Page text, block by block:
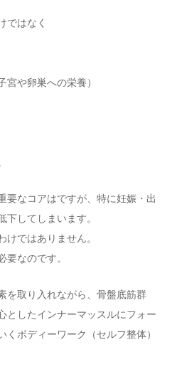
ではなく
宮や卵巣への栄養）
要なコアはですが、特に妊娠・出
下してしまいます。
けではありません。
要なのです。
を取り入れながら、骨盤底筋群
としたインナーマッスルにフォー
くボディーワーク（セルフ整体）